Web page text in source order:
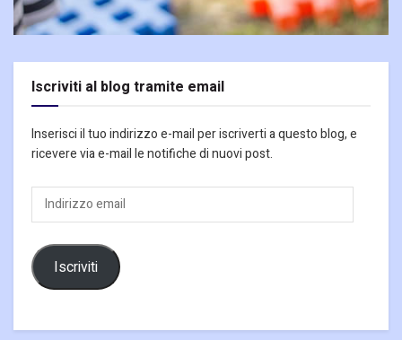
Iscriviti al blog tramite email
Inserisci il tuo indirizzo e-mail per iscriverti a questo blog, e
ricevere via e-mail le notifiche di nuovi post.
Indirizzo
email
Iscriviti